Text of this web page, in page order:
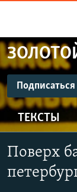
доступа
Вернуться
к
основному
содержанию
Вернутся
главной
ПРОГРАММЫ
ПОДКАСТЫ
АВТОРСКИЕ
ЦИТАТЫ
МНЕНИЯ
КУЛЬТУРА
Подписаться
ТЕКСТЫ
Поверх